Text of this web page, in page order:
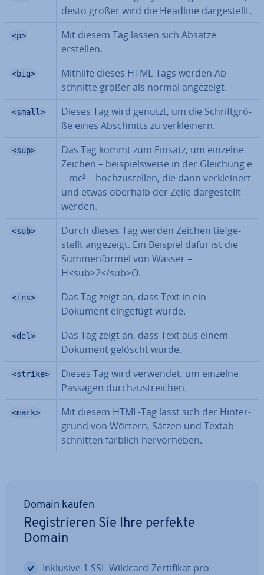
desto größer wird die Headline dar­ge­stellt.
<p>
Mit diesem Tag lassen sich Absätze
erstellen.
<big>
Mithilfe dieses HTML-Tags werden Ab­
schnit­te größer als normal angezeigt.
<small>
Dieses Tag wird genutzt, um die Schrift­grö­
ße eines Ab­schnitts zu ver­klei­nern.
<sup>
Das Tag kommt zum Einsatz, um einzelne
Zeichen – bei­spiels­wei­se in der Gleichung e
= mc² – hoch­zu­stel­len, die dann ver­klei­nert
und etwas oberhalb der Zeile dar­ge­stellt
werden.
<sub>
Durch dieses Tag werden Zeichen tief­ge­
stellt angezeigt. Ein Beispiel dafür ist die
Sum­men­for­mel von Wasser –
H<sub>2</sub>O.
<ins>
Das Tag zeigt an, dass Text in ein
Dokument eingefügt wurde.
<del>
Das Tag zeigt an, dass Text aus einem
Dokument gelöscht wurde.
<strike>
Dieses Tag wird verwendet, um einzelne
Passagen durch­zu­strei­chen.
<mark>
Mit diesem HTML-Tag lässt sich der Hin­ter­
grund von Wörtern, Sätzen und Text­ab­
schnit­ten farblich her­vor­he­ben.
Domain kaufen
Re­gis­trie­ren Sie Ihre perfekte
Domain
Inklusive 1 SSL-Wildcard-Zer­ti­fi­kat pro